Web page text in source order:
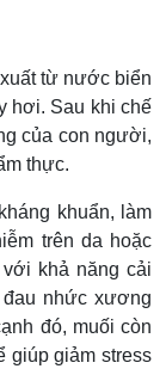
từ nước biển
hơi. Sau khi chế
của con người,
thực.
khuẩn, làm
trên da hoặc
khả năng cải
đau nhức xương
đó, muối còn
giúp giảm stress